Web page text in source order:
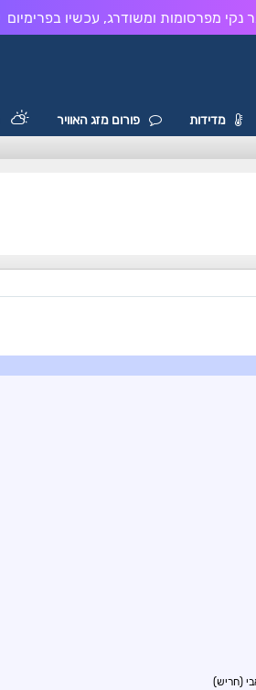
נקי מפרסומות ומשודרג, עכשיו בפרימיום
מדידות פורום מזג האוויר
(חריש)